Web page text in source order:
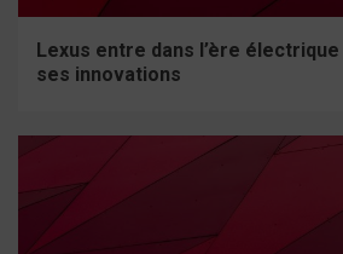
Lexus entre dans l’ère
ses innovations